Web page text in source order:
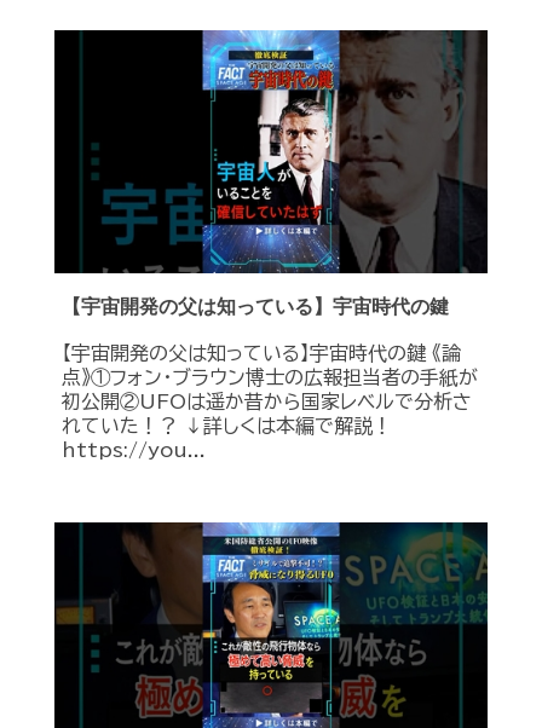
【宇宙開発の父は知っている】宇宙時代の鍵
【宇宙開発の父は知っている】宇宙時代の鍵 《論
点》①フォン・ブラウン博士の広報担当者の手紙が
初公開②UFOは遥か昔から国家レベルで分析さ
れていた！？ ↓詳しくは本編で解説！
https://you...